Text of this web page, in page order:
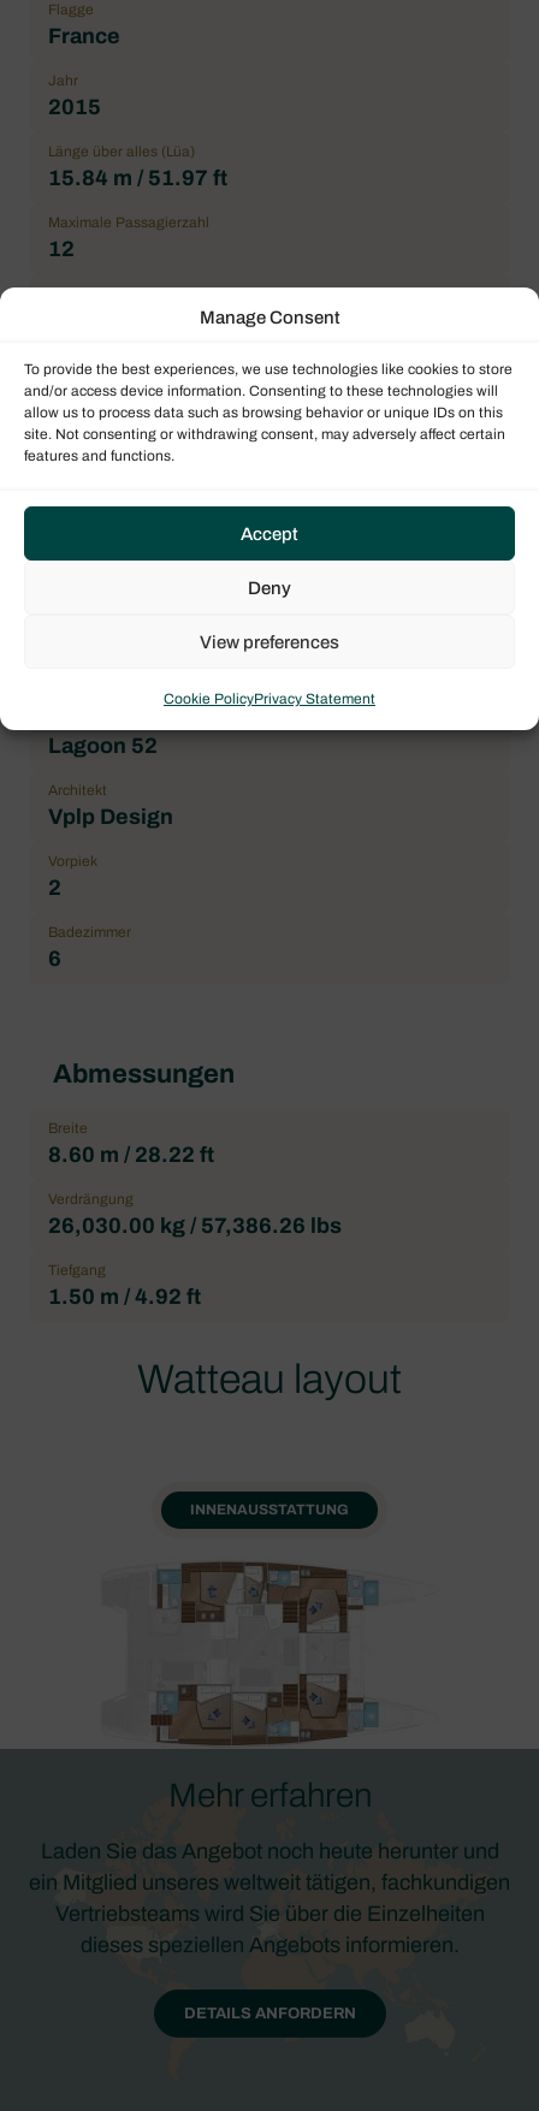
Manage Consent
To provide the best experiences, we use technologies like cookies to store
and/or access device information. Consenting to these technologies will
allow us to process data such as browsing behavior or unique IDs on this
site. Not consenting or withdrawing consent, may adversely affect certain
features and functions.
Accept
Deny
View preferences
Cookie PolicyPrivacy Statement
Flagge
France
Jahr
2015
Länge über alles (Lüa)
15.84 m / 51.97 ft
Maximale Passagierzahl
12
Kabine mit Etagenbett
1
Allgemeiner Zustand
Correct
Ort
550.000,00 € ohne MwSt.
Lagoon 52
Architekt
Vplp Design
Vorpiek
2
Badezimmer
6
Abmessungen
Breite
8.60 m / 28.22 ft
Verdrängung
26,030.00 kg / 57,386.26 lbs
Tiefgang
1.50 m / 4.92 ft
Watteau layout
INNENAUSSTATTUNG
Mehr erfahren
Laden Sie das Angebot noch heute herunter und
ein Mitglied unseres weltweit tätigen, fachkundigen
Vertriebsteams wird Sie über die Einzelheiten
dieses speziellen Angebots informieren.
DETAILS ANFORDERN